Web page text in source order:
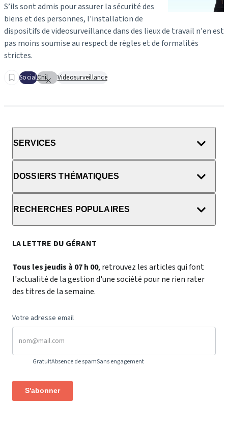
S’ils sont admis pour assurer la sécurité des
biens et des personnes, l'installation de
dispositifs de videosurveillance dans des lieux de travail n'en est
pas moins soumise au respect de règles et de formalités
strictes.
SocialCnil Videosurveillance
SERVICES
DOSSIERS THÉMATIQUES
RECHERCHES POPULAIRES
LA LETTRE DU GÉRANT
Tous les jeudis à 07 h 00, retrouvez les articles qui font
l'actualité de la gestion d'une société pour ne rien rater
des titres de la semaine.
Votre adresse email
GratuitAbsence de spamSans engagement
S'abonner